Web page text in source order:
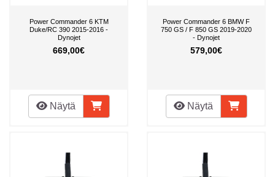
Power Commander 6 KTM
Duke/RC 390 2015-2016 -
Dynojet
669,00€
Näytä
Power Commander 6 BMW F
750 GS / F 850 GS 2019-2020
- Dynojet
579,00€
Näytä